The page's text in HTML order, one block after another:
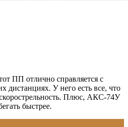
ПП отлично справляется с
дистанциях. У него есть все, что
Плюс, АКС-74У
быстрее.